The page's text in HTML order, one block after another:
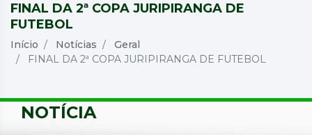
FINAL DA 2ª COPA JURIPIRANGA DE
FUTEBOL
Início Notícias
Geral
FINAL DA 2ª COPA JURIPIRANGA DE FUTEBOL
NOTÍCIA